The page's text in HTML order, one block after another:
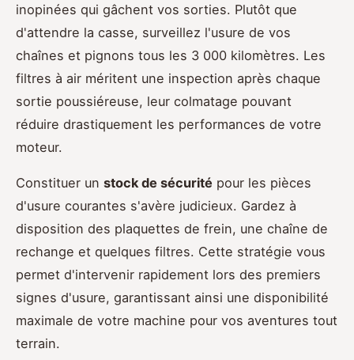
inopinées qui gâchent vos sorties. Plutôt que
d'attendre la casse, surveillez l'usure de vos
chaînes et pignons tous les 3 000 kilomètres. Les
filtres à air méritent une inspection après chaque
sortie poussiéreuse, leur colmatage pouvant
réduire drastiquement les performances de votre
moteur.
Constituer un stock de sécurité pour les pièces
d'usure courantes s'avère judicieux. Gardez à
disposition des plaquettes de frein, une chaîne de
rechange et quelques filtres. Cette stratégie vous
permet d'intervenir rapidement lors des premiers
signes d'usure, garantissant ainsi une disponibilité
maximale de votre machine pour vos aventures tout
terrain.